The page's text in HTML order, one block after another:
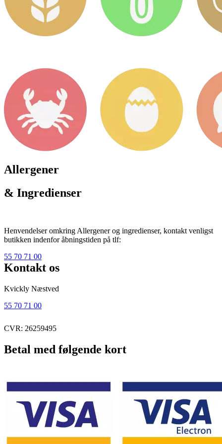
Allergener
& Ingredienser
Henvendelser omkring Allergener og ingredienser, kontakt venligst
butikken indenfor åbningstiden på tlf:
55 70 71 00
Kontakt os
Kvickly Næstved
55 70 71 00
CVR: 26259495
Betal med følgende kort